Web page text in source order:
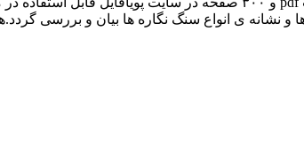
نشانه ی انواع سنگ نگاره ها بیان و بررسی